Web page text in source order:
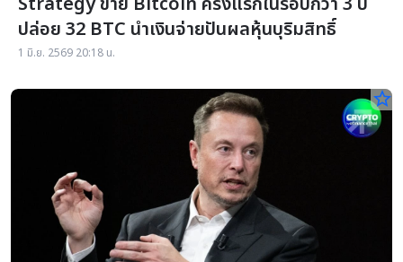
ปล่อย 32 BTC นำเงินจ่ายปันผลหุ้นบุริมสิทธิ์
1 มิ.ย. 2569 20:18 น.
star_border